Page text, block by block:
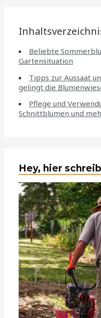
Beliebte
Gartensituation
Tipps zur Aussaat
gelingt die
Pflege und
Schnittblumen und
Hey, hier